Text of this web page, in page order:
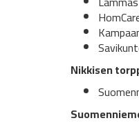
Nikkisen